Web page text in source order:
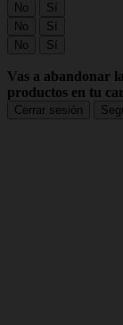
No
Sí
No
Sí
No
Sí
Vas a abandonar
productos en tu
Cerrar sesión